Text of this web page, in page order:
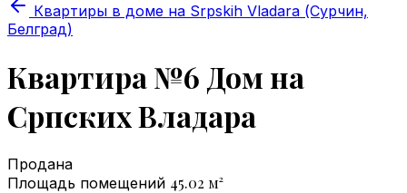
Квартиры в доме на Srpskih Vladara (Сурчин,
Белград)
Квартира №6 Дом на
Српских Владара
Продана
Площадь помещений 45.02 м²